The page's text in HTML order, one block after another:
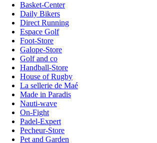
Basket-Center
Daily Bikers
Direct Running
Espace Golf
Foot-Store
Galope-Store
Golf and co
Handball-Store
House of Rugby
La sellerie de Maé
Made in Paradis
Nauti-wave
On-Fight
Padel-Expert
Pecheur-Store
Pet and Garden